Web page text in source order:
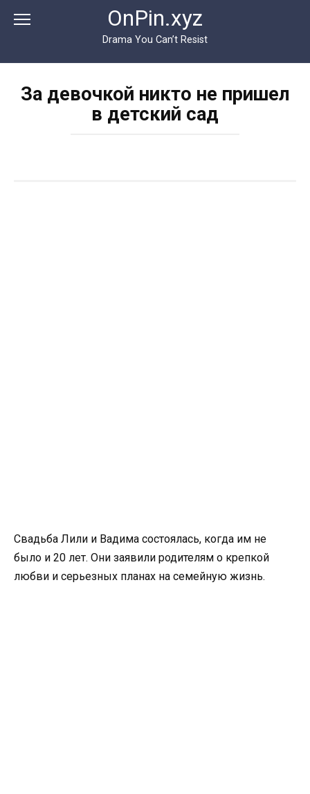
OnPin.xyz
Drama You Can’t Resist
За девочкой никто не пришел
в детский сад
Свадьба Лили и Вадима состоялась, когда им не
было и 20 лет. Они заявили родителям о крепкой
любви и серьезных планах на семейную жизнь.